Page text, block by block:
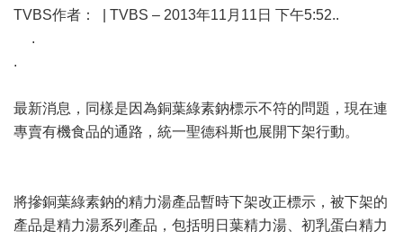
TVBS作者： | TVBS – 2013年11月11日 下午5:52..
.
.
最新消息，同樣是因為銅葉綠素鈉標示不符的問題，現在連
專賣有機食品的通路，統一聖德科斯也展開下架行動。
將摻銅葉綠素鈉的精力湯產品暫時下架改正標示，被下架的
產品是精力湯系列產品，包括明日葉精力湯、初乳蛋白精力